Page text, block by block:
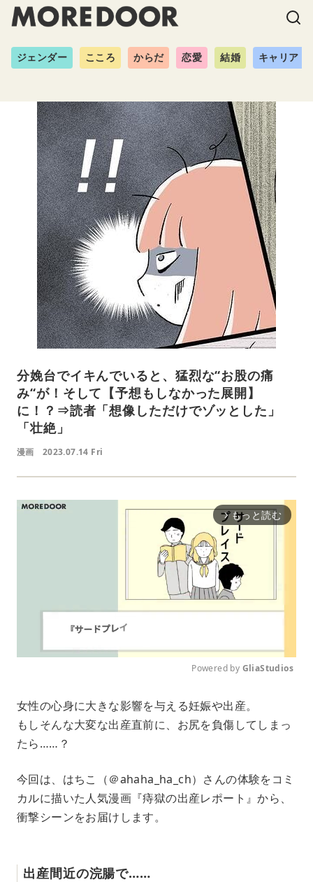
ジェンダー こころ からだ 恋愛 結婚 キャリア
分娩台でイキんでいると、猛烈な“お股の痛
み“が！そして【予想もしなかった展開】
に！？⇒読者「想像しただけでゾッとした」
「壮絶」
漫画 2023.07.14 Fri
arrow_forward_ios もっと読む
u
t
Powered by GliaStudios
女性の心身に大きな影響を与える妊娠や出産。
もしそんな大変な出産直前に、お尻を負傷してしまっ
たら……？
今回は、はちこ（＠ahaha_ha_ch）さんの体験をコミ
カルに描いた人気漫画『痔獄の出産レポート』から、
衝撃シーンをお届けします。
出産間近の浣腸で……